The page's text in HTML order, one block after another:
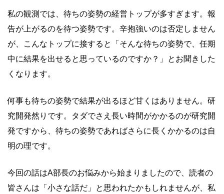
私の観測では、待ちの姿勢の経営トップが多すぎます。報
告が上がるのを待つ姿勢です。辛抱強いのは否定しません
が、こんなトップに接すると「そんな待ちの姿勢で、任期
中に結果を出せると思っているのですか？」とお聞きした
くなります。
何事も待ちの姿勢で結果が出るほど甘くはありません。研
究開発然りです。タダでさえ長い時間がかかるのが研究開
発ですから、待ちの姿勢であればさらに長くかかるのは自
明の理です。
今回の話はA部長のお悩みから始まりましたので、読者の
皆さんは「小さな話だ」と思われたかもしれませんが、私